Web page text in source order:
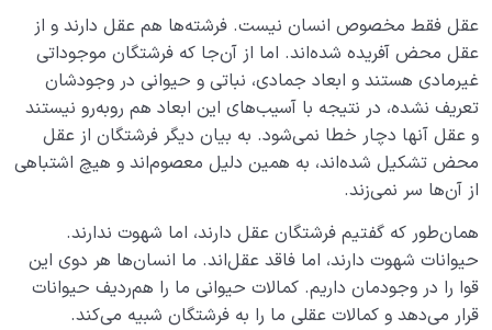
عقل فقط مخصوص انسان نیست. فرشته‌ها هم عقل دارند و از
عقل محض آفریده شده‌اند. اما از آن‌جا که فرشتگان موجوداتی
غیرمادی هستند و ابعاد جمادی، نباتی و حیوانی در وجودشان
تعریف نشده، در نتیجه با آسیب‌های این ابعاد هم روبه‌رو نیستند
و عقل آنها دچار خطا نمی‌شود. به بیان دیگر فرشتگان از عقل
محض تشکیل شده‌اند، به همین دلیل معصوم‌اند و هیچ اشتباهی
از آن‌ها سر نمی‌زند.
همان‌طور که گفتیم فرشتگان عقل دارند، اما شهوت ندارند.
حیوانات شهوت دارند، اما فاقد عقل‌اند. ما انسان‌ها هر دوی این
قوا را در وجودمان داریم. کمالات حیوانی ما را هم‌ردیف حیوانات
قرار می‌دهد و کمالات عقلی ما را به فرشتگان شبیه می‌کند.